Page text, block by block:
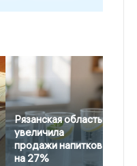
Рязанская область
увеличила
продажи напитков
на 27%